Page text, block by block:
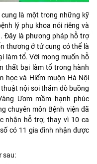
là một trong những kỹ
lý phụ khoa nói riêng và
Đây là phương pháp hỗ trợ
thương ở tử cung có thể là
làm tổ. Với mong muốn hỗ
thất bại làm tổ trong hành
học và Hiếm muộn Hà Nội
nội soi thăm dò buồng
Ươm mầm hạnh phúc
chuyên môn Bệnh viện đã
nhận hỗ trợ, thay vì 10 ca
có 11 gia đình nhận được
sau: